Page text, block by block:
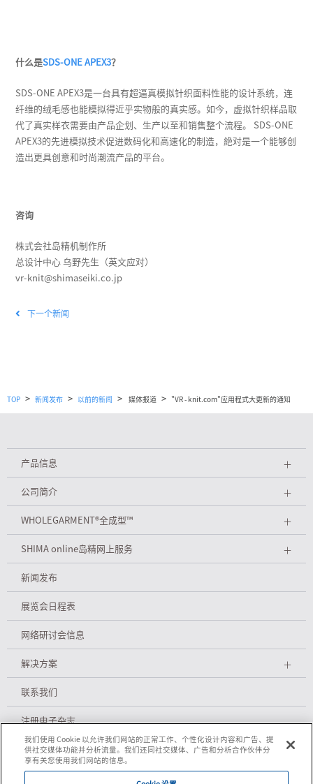
什么是SDS-ONE APEX3？
SDS-ONE APEX3是一台具有超逼真模拟针织面料性能的设计系统，连
纤维的绒毛感也能模拟得近乎实物般的真实感。如今，虚拟针织样品取
代了真实样衣需要由产品企划、生产以至和销售整个流程。 SDS-ONE
APEX3的先进模拟技术促进数码化和高速化的制造，絶对是一个能够创
造出更具创意和时尚潮流产品的平台。
咨询
株式会社岛精机制作所
总设计中心 乌野先生（英文应对）
vr-knit@shimaseiki.co.jp
下一个新闻
TOP > 新闻发布 > 以前的新闻 > 媒体报道 > "VR - knit.com"应用程式大更新的通知
产品信息 ＋
公司简介 ＋
WHOLEGARMENT®全成型™ ＋
SHIMA online岛精网上服务 ＋
新闻发布
展览会日程表
网络研讨会信息
解决方案 ＋
联系我们
注册电子杂志
隐私政策
我们使用 Cookie 以允许我们网站的正常工作、个性化设计内容和广告、提
供社交媒体功能并分析流量。我们还同社交媒体、广告和分析合作伙伴分
享有关您使用我们网站的信息。